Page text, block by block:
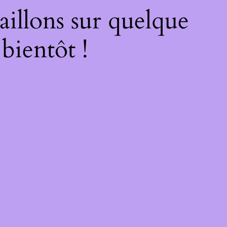
sur quelque
!